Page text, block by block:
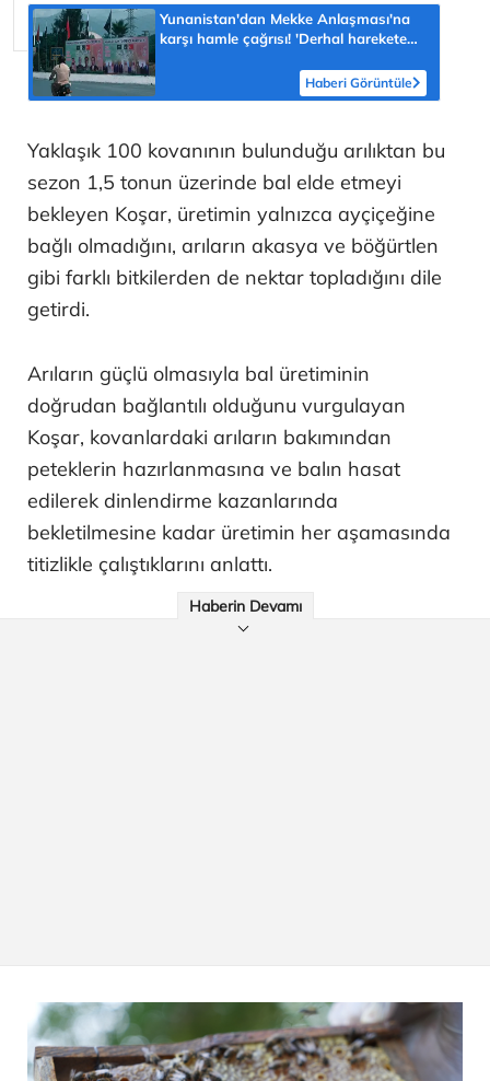
Yunanistan'dan Mekke Anlaşması'na
karşı hamle çağrısı! 'Derhal harekete
Haberi Görüntüle
Yaklaşık 100 kovanının bulunduğu arılıktan bu
sezon 1,5 tonun üzerinde bal elde etmeyi
bekleyen Koşar, üretimin yalnızca ayçiçeğine
bağlı olmadığını, arıların akasya ve böğürtlen
gibi farklı bitkilerden de nektar topladığını dile
getirdi.
Arıların güçlü olmasıyla bal üretiminin
doğrudan bağlantılı olduğunu vurgulayan
Koşar, kovanlardaki arıların bakımından
peteklerin hazırlanmasına ve balın hasat
edilerek dinlendirme kazanlarında
bekletilmesine kadar üretimin her aşamasında
titizlikle çalıştıklarını anlattı.
Haberin Devamı